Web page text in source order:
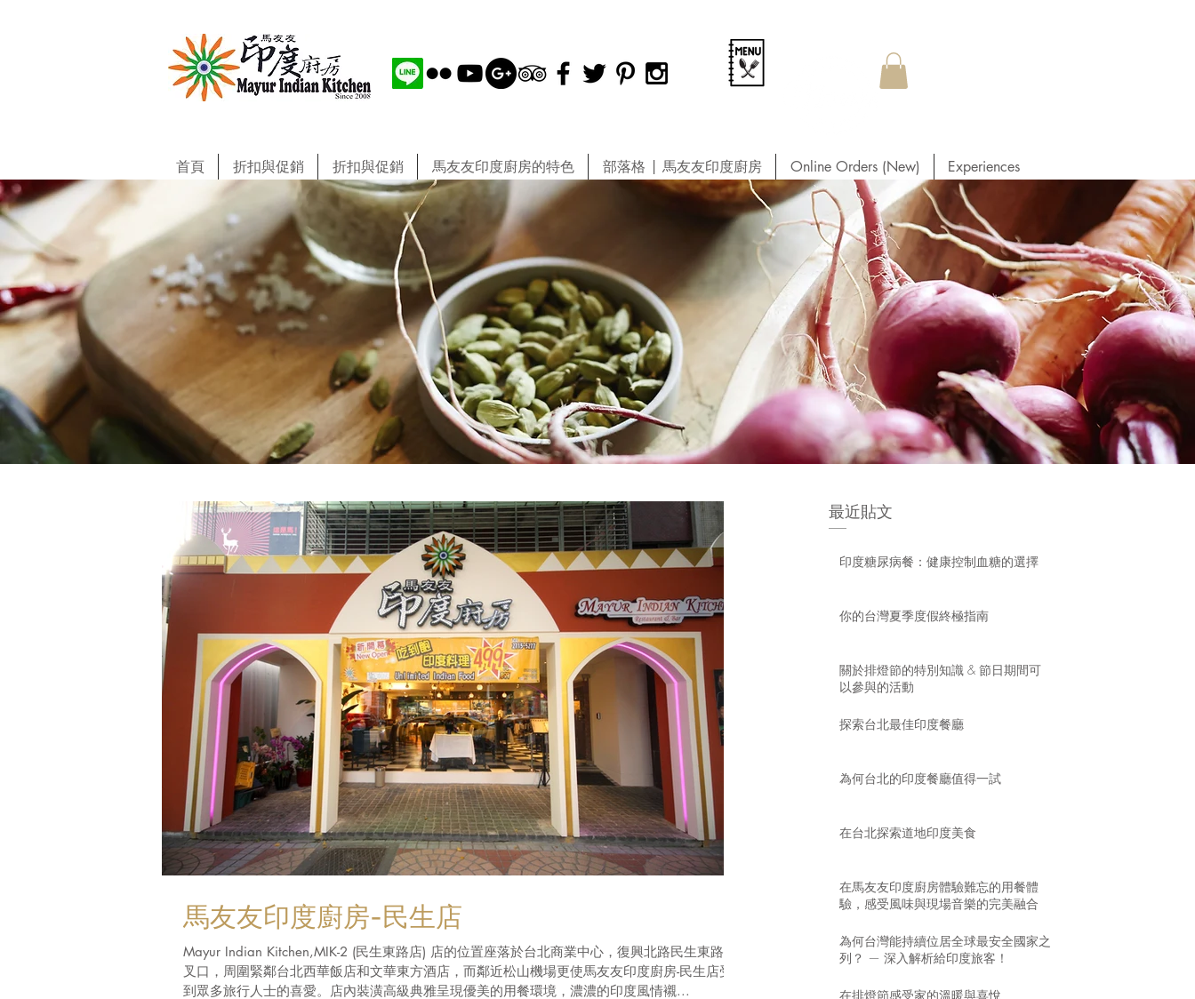
首頁 折扣與促銷 折扣與促銷 馬友友印度廚房的特色 部落格 | 馬友友印度廚房 Online Orders (New) Experiences
馬友友印度廚房-民生店
Mayur Indian Kitchen,MIK-2 (民生東路店) 店的位置座落於台北商業中心，復興北路民生東路交
叉口，周圍緊鄰台北西華飯店和文華東方酒店，而鄰近松山機場更使馬友友印度廚房-民生店受
到眾多旅行人士的喜愛。店內裝潢高級典雅呈現優美的用餐環境，濃濃的印度風情襯...
最近貼文
印度糖尿病餐：健康控制血糖的選擇
你的台灣夏季度假終極指南
關於排燈節的特別知識 & 節日期間可
以參與的活動
探索台北最佳印度餐廳
為何台北的印度餐廳值得一試
在台北探索道地印度美食
在馬友友印度廚房體驗難忘的用餐體
驗，感受風味與現場音樂的完美融合
為何台灣能持續位居全球最安全國家之
列？ — 深入解析給印度旅客！
在排燈節感受家的溫暖與喜悅